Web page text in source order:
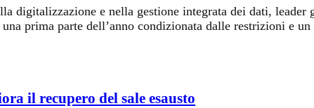
digitalizzazione e nella gestione integrata dei dati,
prima parte dell’anno condizionata dalle restrizioni e
il recupero del sale esausto